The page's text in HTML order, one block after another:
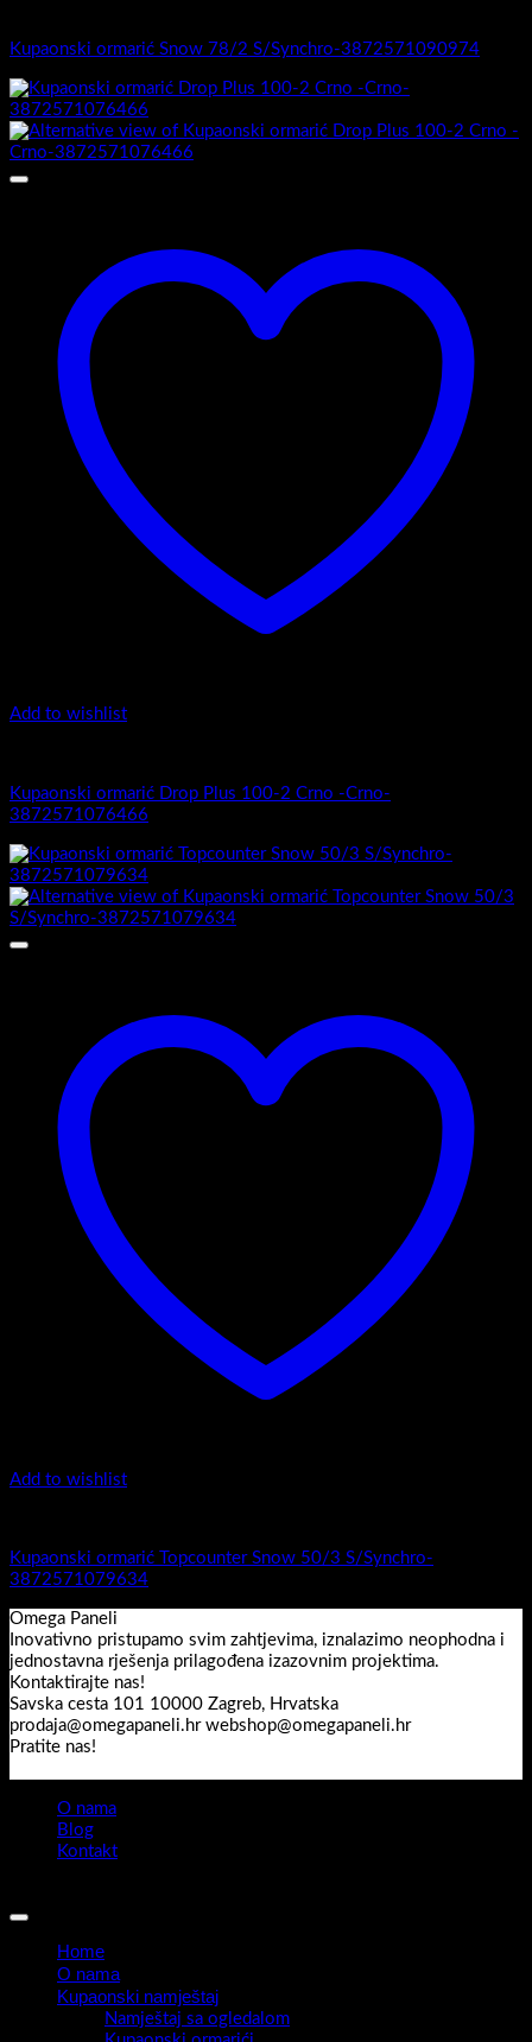
Kupaonski ormarić Snow 78/2 S/Synchro-3872571090974
Add to wishlist
Kupaonski ormarić Drop Plus 100-2 Crno -Crno-
3872571076466
Add to wishlist
Kupaonski ormarić Topcounter Snow 50/3 S/Synchro-
3872571079634
Omega Paneli
Inovativno pristupamo svim zahtjevima, iznalazimo neophodna i
jednostavna rješenja prilagođena izazovnim projektima.
Kontaktirajte nas!
Savska cesta 101 10000 Zagreb, Hrvatska
prodaja@omegapaneli.hr webshop@omegapaneli.hr
Pratite nas!
O nama
Blog
Kontakt
Home
O nama
Kupaonski namještaj
Namještaj sa ogledalom